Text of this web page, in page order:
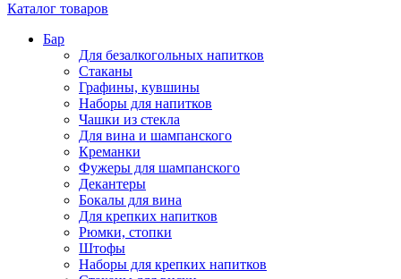
Каталог товаров
Бар
Для безалкогольных напитков
Стаканы
Графины, кувшины
Наборы для напитков
Чашки из стекла
Для вина и шампанского
Креманки
Фужеры для шампанского
Декантеры
Бокалы для вина
Для крепких напитков
Рюмки, стопки
Штофы
Наборы для крепких напитков